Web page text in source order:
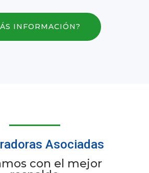
INFORMACIÓN?
Asociadas
con el mejor